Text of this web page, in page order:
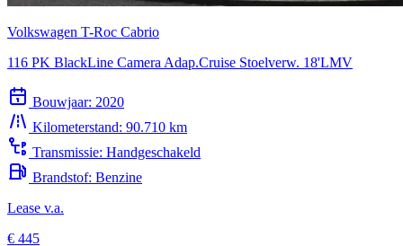
Volkswagen T-Roc Cabrio
116 PK BlackLine Camera Adap.Cruise Stoelverw. 18'LMV
Bouwjaar: 2020
Kilometerstand: 90.710 km
Transmissie: Handgeschakeld
Brandstof: Benzine
Lease v.a.
€ 445